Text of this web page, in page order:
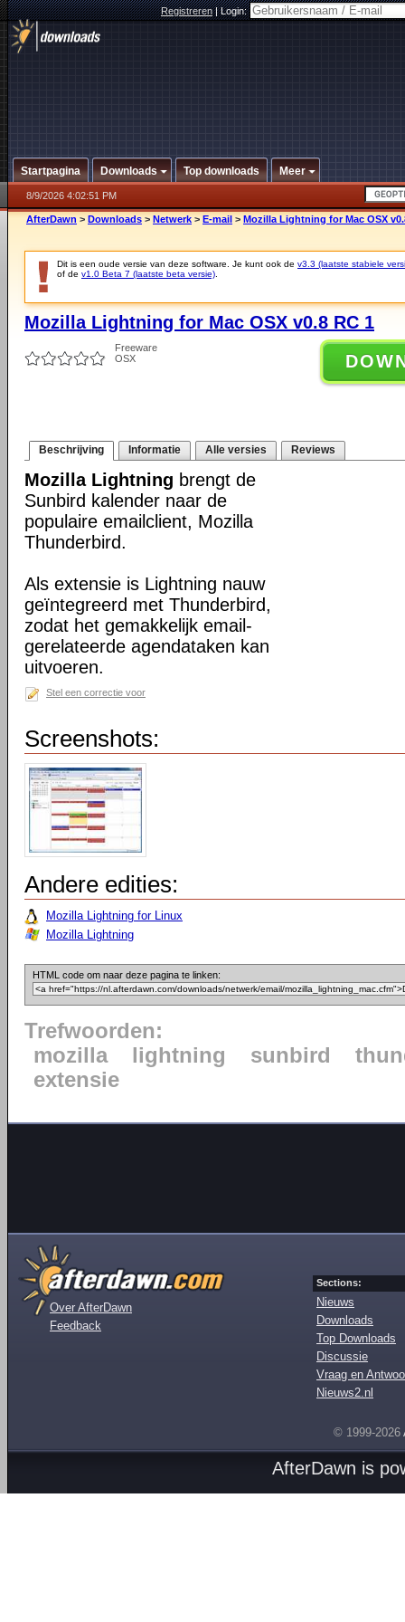
Registreren|Login:
Startpagina Downloads Top downloads Meer
8/9/2026 4:02:51 PM
AfterDawn > Downloads > Netwerk > E-mail > Mozilla Lightning for Mac OSX
Dit is een oude versie van deze software. Je kunt ook de v3.3 (laatste stabiele
of de v1.0 Beta 7 (laatste beta versie)
Mozilla Lightning for Mac OSX v0.8 RC 1
Freeware
OSX
Beschrijving Informatie Alle versies Reviews
Mozilla Lightning brengt de
Sunbird kalender naar de
populaire emailclient, Mozilla
Thunderbird.
Als extensie is Lightning nauw
geïntegreerd met Thunderbird,
zodat het gemakkelijk email-
gerelateerde agendataken kan
uitvoeren.
Stel een correctie voor
Screenshots:
Andere edities:
Mozilla Lightning for Linux
Mozilla Lightning
HTML code om naar deze pagina te linken:
Trefwoorden:
mozilla
lightning sunbird
extensie
Over AfterDawn
Feedback
Sections:
Nieuws
Downloads
Top Downloads
Discussie
Vraag en
Nieuws2.nl
© 1999-2026
AfterDawn is